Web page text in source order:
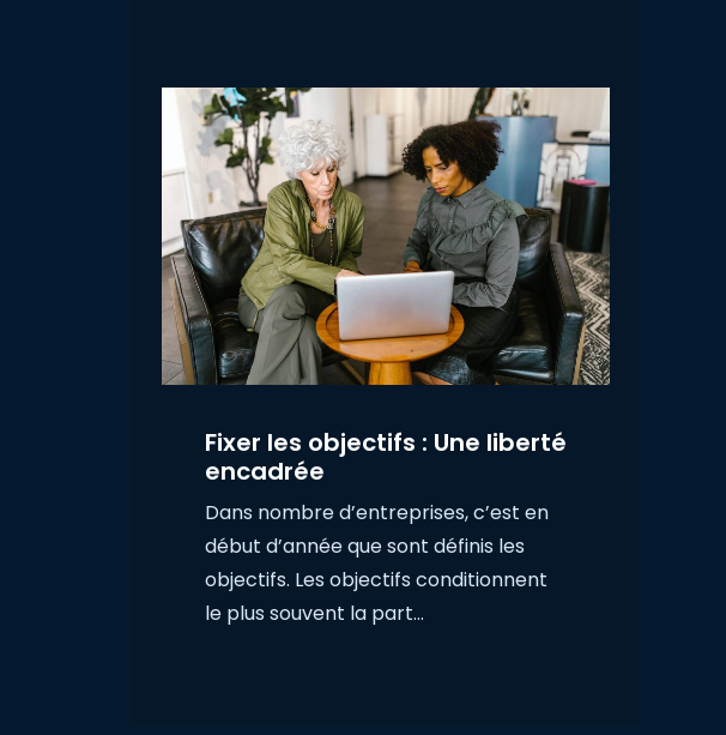
Fixer les objectifs : Une liberté
encadrée
Dans nombre d’entreprises, c’est en
début d’année que sont définis les
objectifs. Les objectifs conditionnent
le plus souvent la part…